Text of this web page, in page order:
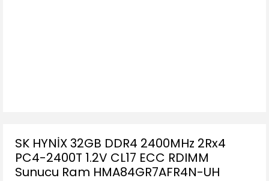
SK HYNİX 32GB DDR4 2400MHz 2Rx4
PC4-2400T 1.2V CL17 ECC RDIMM
Sunucu Ram HMA84GR7AFR4N-UH